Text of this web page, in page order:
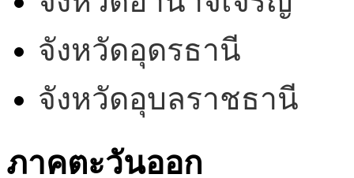
จังหวัดอุดรธานี
จังหวัดอุบลราชธานี
ภาคตะวันออก